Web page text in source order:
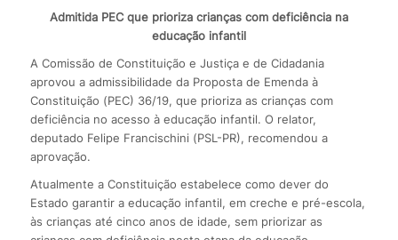
Admitida PEC que prioriza crianças com deficiência na
educação infantil
A Comissão de Constituição e Justiça e de Cidadania
aprovou a admissibilidade da Proposta de Emenda à
Constituição (PEC) 36/19, que prioriza as crianças com
deficiência no acesso à educação infantil. O relator,
deputado Felipe Francischini (PSL-PR), recomendou a
aprovação.
Atualmente a Constituição estabelece como dever do
Estado garantir a educação infantil, em creche e pré-escola,
às crianças até cinco anos de idade, sem priorizar as